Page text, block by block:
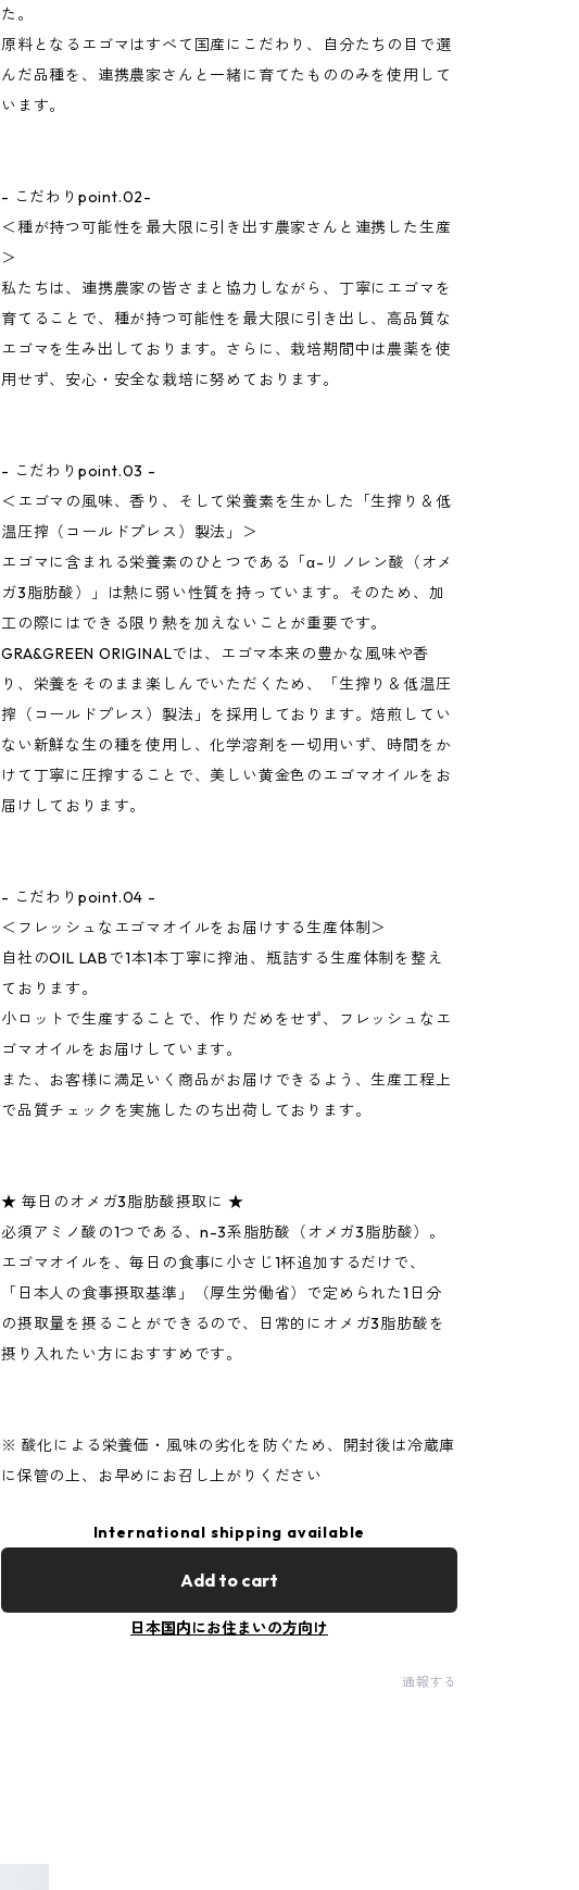
た。
原料となるエゴマはすべて国産にこだわり、自分たちの目で選
んだ品種を、連携農家さんと一緒に育てたもののみを使用して
います。
- こだわりpoint.02-
＜種が持つ可能性を最大限に引き出す農家さんと連携した生産
＞
私たちは、連携農家の皆さまと協力しながら、丁寧にエゴマを
育てることで、種が持つ可能性を最大限に引き出し、高品質な
エゴマを生み出しております。さらに、栽培期間中は農薬を使
用せず、安心・安全な栽培に努めております。
- こだわりpoint.03 -
＜エゴマの風味、香り、そして栄養素を生かした「生搾り＆低
温圧搾（コールドプレス）製法」＞
エゴマに含まれる栄養素のひとつである「α-リノレン酸（オメ
ガ3脂肪酸）」は熱に弱い性質を持っています。そのため、加
工の際にはできる限り熱を加えないことが重要です。
GRA&GREEN ORIGINALでは、エゴマ本来の豊かな風味や香
り、栄養をそのまま楽しんでいただくため、「生搾り＆低温圧
搾（コールドプレス）製法」を採用しております。焙煎してい
ない新鮮な生の種を使用し、化学溶剤を一切用いず、時間をか
けて丁寧に圧搾することで、美しい黄金色のエゴマオイルをお
届けしております。
- こだわりpoint.04 -
＜フレッシュなエゴマオイルをお届けする生産体制＞
自社のOIL LABで1本1本丁寧に搾油、瓶詰する生産体制を整え
ております。
小ロットで生産することで、作りだめをせず、フレッシュなエ
ゴマオイルをお届けしています。
また、お客様に満足いく商品がお届けできるよう、生産工程上
で品質チェックを実施したのち出荷しております。
★ 毎日のオメガ3脂肪酸摂取に ★
必須アミノ酸の1つである、n-3系脂肪酸（オメガ3脂肪酸）。
エゴマオイルを、毎日の食事に小さじ1杯追加するだけで、
「日本人の食事摂取基準」（厚生労働省）で定められた1日分
の摂取量を摂ることができるので、日常的にオメガ3脂肪酸を
摂り入れたい方におすすめです。
※ 酸化による栄養価・風味の劣化を防ぐため、開封後は冷蔵庫
に保管の上、お早めにお召し上がりください
International shipping available
Add to cart
日本国内にお住まいの方向け
通報する